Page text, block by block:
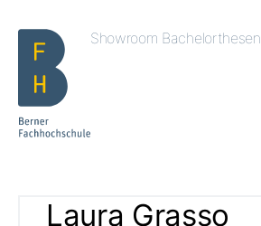
Showroom Bachelorthesen
Laura Grasso